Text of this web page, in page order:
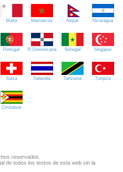
Malta Marruecos Nepal Nicaragua
Portugal R.Dominicana Senegal Singapur
Suiza Tailandia Tanzania Turquía
Zimbabue
reservados.
de todos los textos de esta web sin la